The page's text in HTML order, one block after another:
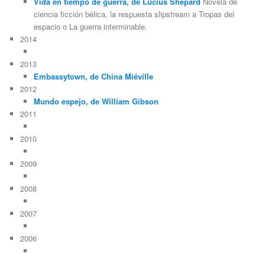
ciencia ficción bélica, la respuesta slipstream a Tropas del
espacio o La guerra interminable.
2014
2013
Embassytown, de China Miéville
2012
Mundo espejo, de William Gibson
2011
2010
2009
2008
2007
2006